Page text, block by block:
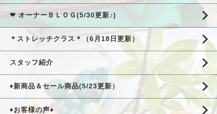
❤ オーナーＢＬＯＧ(5/30更新♪)
＊ストレッチクラス＊（6月18日更新）
スタッフ紹介
♦新商品＆セール商品(5/23更新）
♦お客様の声♦